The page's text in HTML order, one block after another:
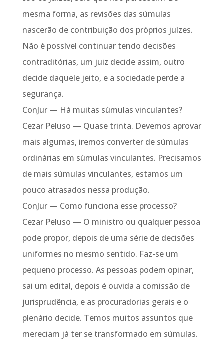
mesma forma, as revisões das súmulas
nascerão de contribuição dos próprios juízes.
Não é possível continuar tendo decisões
contraditórias, um juiz decide assim, outro
decide daquele jeito, e a sociedade perde a
segurança.
ConJur — Há muitas súmulas vinculantes?
Cezar Peluso — Quase trinta. Devemos aprovar
mais algumas, iremos converter de súmulas
ordinárias em súmulas vinculantes. Precisamos
de mais súmulas vinculantes, estamos um
pouco atrasados nessa produção.
ConJur — Como funciona esse processo?
Cezar Peluso — O ministro ou qualquer pessoa
pode propor, depois de uma série de decisões
uniformes no mesmo sentido. Faz-se um
pequeno processo. As pessoas podem opinar,
sai um edital, depois é ouvida a comissão de
jurisprudência, e as procuradorias gerais e o
plenário decide. Temos muitos assuntos que
mereciam já ter se transformado em súmulas.